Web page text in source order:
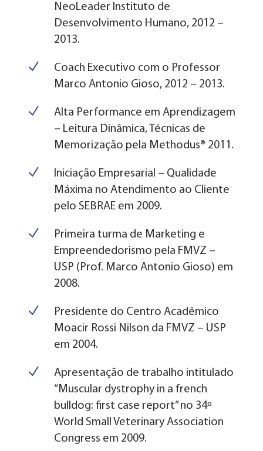
NeoLeader Instituto de
Desenvolvimento Humano, 2012 –
2013.
N
Coach Executivo com o Professor
Marco Antonio Gioso, 2012 – 2013.
N
Alta Performance em Aprendizagem
– Leitura Dinâmica, Técnicas de
Memorização pela Methodus® 2011.
N
Iniciação Empresarial – Qualidade
Máxima no Atendimento ao Cliente
pelo SEBRAE em 2009.
N
Primeira turma de Marketing e
Empreendedorismo pela FMVZ –
USP (Prof. Marco Antonio Gioso) em
2008.
N
Presidente do Centro Acadêmico
Moacir Rossi Nilson da FMVZ – USP
em 2004.
N
Apresentação de trabalho intitulado
“Muscular dystrophy in a french
bulldog: first case report” no 34º
World Small Veterinary Association
Congress em 2009.